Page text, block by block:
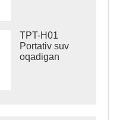
TPT-H01
Portativ suv
oqadigan